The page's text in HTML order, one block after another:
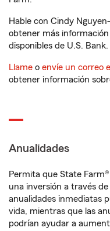
Hable con Cindy
obtener más
disponibles de U.S. Bank.
Llame o envíe un correo
obtener información
Anualidades
Permita que State
una inversión a través
anualidades inmediatas
vida, mientras que las
podrían ayudar a